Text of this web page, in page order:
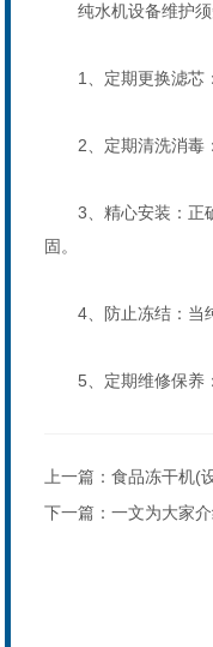
纯水机设备维护须
1、定期更换滤芯：
2、定期清洗消毒：
3、精心安装：正确
固。
4、防止冻结：当纯
5、定期维修保养：
上一篇： 食品冻干机(
下一篇： 一文为大家